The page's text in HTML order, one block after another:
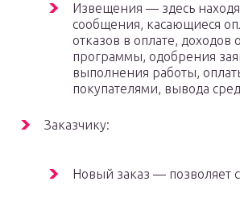
Извещения — здесь
сообщения, касающиеся
отказов в оплате, доходов
программы, одобрения
выполнения работы,
покупателями, вывода
Заказчику:
Новый заказ — позволяет